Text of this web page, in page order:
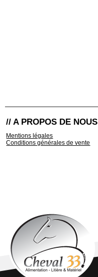
// A PROPOS DE NOUS
Mentions légales
Conditions générales de vente